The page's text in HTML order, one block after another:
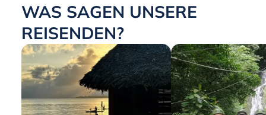
WAS SAGEN UNSERE
REISENDEN?